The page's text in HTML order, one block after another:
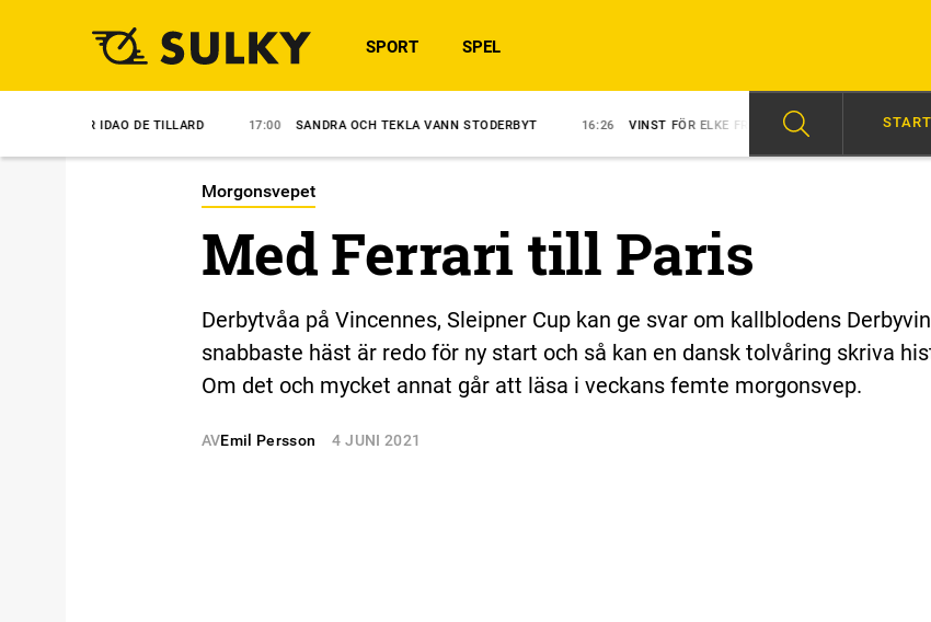
SPORT SPEL
DE TILLARD 17:00 SANDRA OCH TEKLA VANN STODERBYT 16:26 VINST FÖR ELKE FRINTA I NORMANDIE X.O.KEMP
Morgonsvepet
Med Ferrari till Paris
Derbytvåa på Vincennes, Sleipner Cup kan ge svar om kallblodens
snabbaste häst är redo för ny start och så kan en dansk tolvåring skriva
Om det och mycket annat går att läsa i veckans femte morgonsvep.
AVEmil Persson 4 JUNI 2021